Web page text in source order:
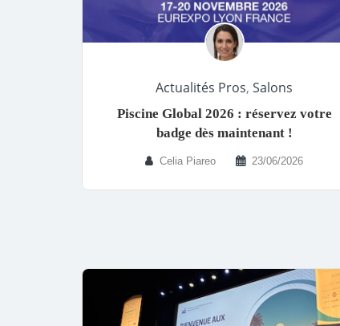
Actualités Pros, Salons
Piscine Global 2026 : réservez votre
badge dès maintenant !
Celia Piareo 23/06/2026